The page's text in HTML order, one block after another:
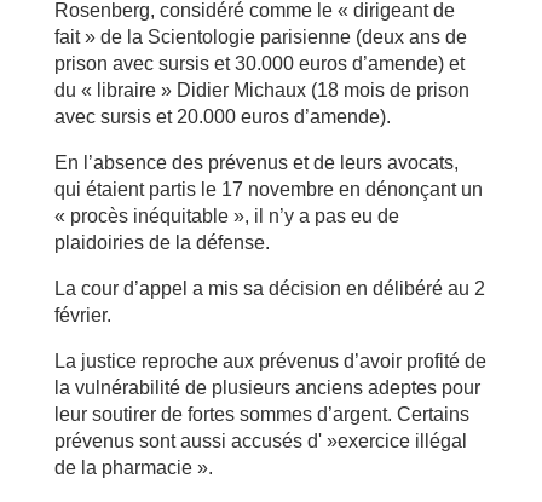
Rosenberg, considéré comme le « dirigeant de
fait » de la Scientologie parisienne (deux ans de
prison avec sursis et 30.000 euros d’amende) et
du « libraire » Didier Michaux (18 mois de prison
avec sursis et 20.000 euros d’amende).
En l’absence des prévenus et de leurs avocats,
qui étaient partis le 17 novembre en dénonçant un
« procès inéquitable », il n’y a pas eu de
plaidoiries de la défense.
La cour d’appel a mis sa décision en délibéré au 2
février.
La justice reproche aux prévenus d’avoir profité de
la vulnérabilité de plusieurs anciens adeptes pour
leur soutirer de fortes sommes d’argent. Certains
prévenus sont aussi accusés d' »exercice illégal
de la pharmacie ».